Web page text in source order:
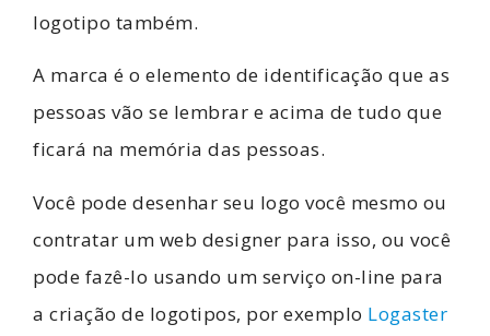
logotipo também.
A marca é o elemento de identificação que as
pessoas vão se lembrar e acima de tudo que
ficará na memória das pessoas.
Você pode desenhar seu logo você mesmo ou
contratar um web designer para isso, ou você
pode fazê-lo usando um serviço on-line para
a criação de logotipos, por exemplo Logaster